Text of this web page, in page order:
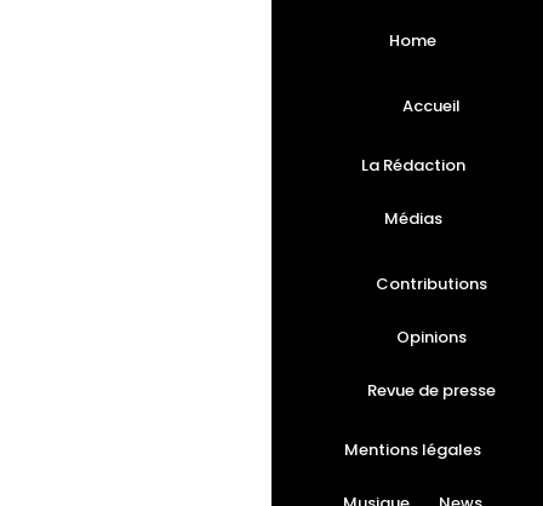
Home
Accueil
La Rédaction
Médias
Contributions
Opinions
Revue de presse
Mentions légales